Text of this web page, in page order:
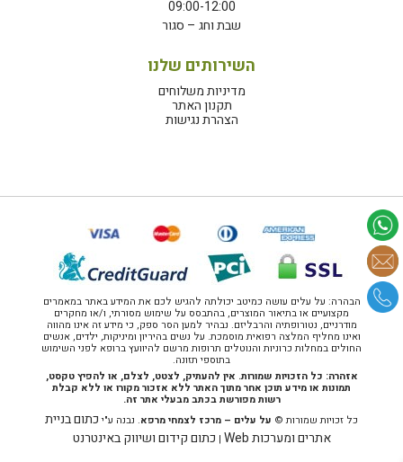
09:00-12:00
שבת וחג – סגור
השירותים שלנו
מדיניות משלוחים
תקנון האתר
הצהרת נגישות
הבהרה: על עלים עושה כמיטב יכולתה להגיש לכם את המידע באתר במאמרים
מקצועיים או בתיאור המוצרים, בהתבסס על שימוש מסורתי, ו/או מחקרים
מודרניים, נטורופתיה והרבליזם. נבהיר למען הסר ספק, כי מידע זה אינו מהווה
ואינו מחליף המלצה רפואית מוסמכת. על נשים בהיריון ומיניקות, ילדים, אנשים
החולים במחלות כרוניות והנוטלים תרופות מרשם להיוועץ ברופא לפני השימוש
בתוספי תזונה.
אזהרה: כל הזכויות שמורות. אין להעתיק, לצטט, לצלם, או להפיץ טקסט,
תמונות או מידע תוכן אחר מתוך האתר ללא אזכור מקורו או ללא קבלת
רשות מפורשת בכתב מבעלי אתר זה.
כל זכויות שמורות © על עלים – מרכז לצמחי מרפא. נבנה ע"יכתום בניית
אתרים ומערכות Web
| כתום קידום ושיווק באינטרנט